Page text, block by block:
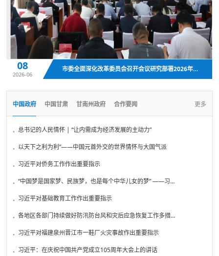
总书记的人民情怀 | “让内需成为经济发展的主动力”
28
2026-06
市委全面深化改革委员会召开会议研究部署2026年重点工作
08
2026-06
石成娟调研督导部分乡镇街道重点工作
04
2026-06
中国政府 中国甘肃 甘南州政府 合作要闻
. 总书记的人民情怀 | “让内需成为经济发展的主动力”
. 以天下之利为利”——中国元首外交的世界情怀与大国气派
. 习近平对侨务工作作出重要指示
. “中国梦是国家梦、民族梦，也是每个中华儿女的梦” ——习近...
. 习近平对基础教育工作作出重要指示
. 各地区各部门持续做好防汛防台风和灾后应急恢复工作多措并举...
. 习近平对福建泉州晋江市一鞋厂火灾事故作出重要指示
. 习近平：在庆祝中国共产党成立105周年大会上的讲话
更多